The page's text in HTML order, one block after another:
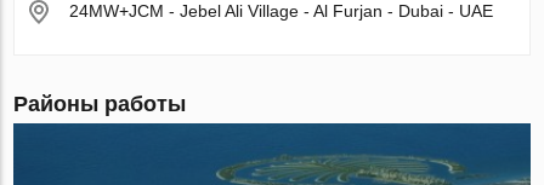
24MW+JCM - Jebel Ali Village - Al Furjan - Dubai - UAE
Районы работы